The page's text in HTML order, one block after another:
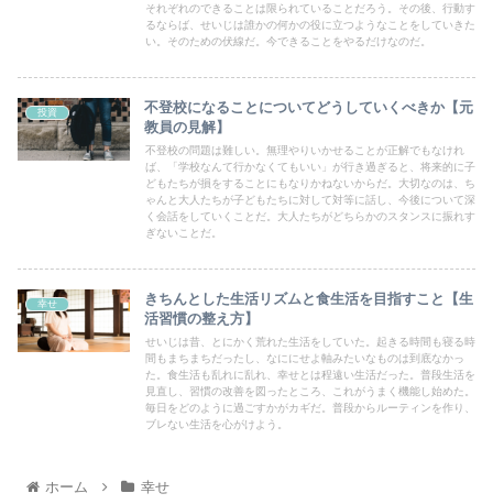
それぞれのできることは限られていることだろう。その後、行動す
るならば、せいじは誰かの何かの役に立つようなことをしていきた
い。そのための伏線だ。今できることをやるだけなのだ。
投資
不登校になることについてどうしていくべきか【元
教員の見解】
不登校の問題は難しい。無理やりいかせることが正解でもなけれ
ば、「学校なんて行かなくてもいい」が行き過ぎると、将来的に子
どもたちが損をすることにもなりかねないからだ。大切なのは、ち
ゃんと大人たちが子どもたちに対して対等に話し、今後について深
く会話をしていくことだ。大人たちがどちらかのスタンスに振れす
ぎないことだ。
幸せ
きちんとした生活リズムと食生活を目指すこと【生
活習慣の整え方】
せいじは昔、とにかく荒れた生活をしていた。起きる時間も寝る時
間もまちまちだったし、なににせよ軸みたいなものは到底なかっ
た。食生活も乱れに乱れ、幸せとは程遠い生活だった。普段生活を
見直し、習慣の改善を図ったところ、これがうまく機能し始めた。
毎日をどのように過ごすかがカギだ。普段からルーティンを作り、
ブレない生活を心がけよう。
ホーム 幸せ